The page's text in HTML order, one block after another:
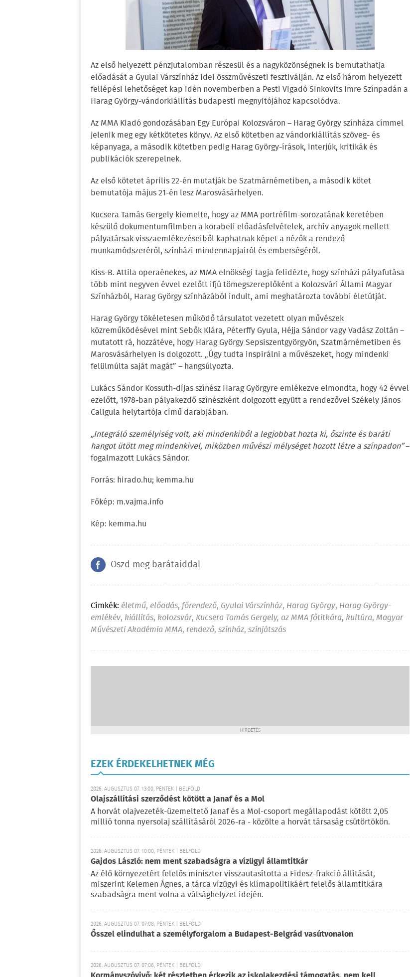
Az első helyezett pénzjutalomban részesül és a nagyközönségnek is bemutathatja
előadását a Gyulai Várszínház idei összművészeti fesztiválján. Az első három helyezett
fellépési lehetőséget kap idén novemberben a Pesti Vigadó Sinkovits Imre Színpadán a
Harag György-vándorkiállítás budapesti megnyitójához kapcsolódva.
Az MMA Kiadó gondozásában Egy Európai Kolozsváron – Harag György színháza címmel
jelenik meg egy kétkötetes könyv. Az első kötetben az vándorkiállítás szöveg- és
képanyaga, a második kötetben pedig Harag György-írások, interjúk, kritikák és
publikációk szerepelnek.
Az első kötetet április 22-én mutatják be Szatmárnémetiben, a második kötet
bemutatója május 21-én lesz Marosvásárhelyen.
Kucsera Tamás Gergely kiemelte, hogy az MMA portréfilm-sorozatának keretében
készülő dokumentumfilmben a korabeli előadásfelvételek, archív anyagok mellett
pályatársak visszaemlékezéseiből kaphatnak képet a nézők a rendező
munkamódszeréről, színházi mindennapjairól és emberségéről.
Kiss-B. Attila operaénekes, az MMA elnökségi tagja felidézte, hogy színházi pályafutása
több mint negyven évvel ezelőtt ifjú tömegszereplőként a Kolozsvári Állami Magyar
Színházból, Harag György színházából indult, ami meghatározta további életútját.
Harag György tökéletesen működő társulatot vezetett olyan művészek
közreműködésével mint Sebők Klára, Péterffy Gyula, Héjja Sándor vagy Vadász Zoltán –
mutatott rá, hozzátéve, hogy Harag György Sepsiszentgyörgyön, Szatmárnémetiben és
Marosvásárhelyen is dolgozott. „Úgy tudta inspirálni a művészeket, hogy mindenki
felülmúlta saját magát” – hangsúlyozta.
Lukács Sándor Kossuth-díjas színész Harag Györgyre emlékezve elmondta, hogy 42 évvel
ezelőtt, 1978-ban pályakezdő színészként dolgozott együtt a rendezővel Székely János
Caligula helytartója című darabjában.
„Integráló személyiség volt, aki mindenkiből a legjobbat hozta ki, őszinte és baráti
hangot ütött meg mindenkivel, miközben művészi mélységet hozott létre a színpadon”–
fogalmazott Lukács Sándor.
Forrás: hirado.hu; kemma.hu
Főkép: m.vajma.info
Kép: kemma.hu
Oszd meg barátaiddal
Címkék: életmű, előadás,főrendező, Gyulai Várszínház, Harag György, Harag György-
emlékév, kiállítás, kolozsvár, Kucsera Tamás Gergely, az MMA főtitkára, kultúra, Magyar
Művészeti Akadémia MMA, rendező, színház, színjátszás
HIRDETÉS
EZEK ÉRDEKELHETNEK MÉG
2026. AUGUSZTUS 07. 13:00, PÉNTEK | BELFÖLD
Olajszállítási szerződést kötött a Janaf és a Mol
A horvát olajvezeték-üzemeltető Janaf és a Mol-csoport megállapodást kötött 2,05
millió tonna nyersolaj szállításáról 2026-ra - közölte a horvát társaság csütörtökön.
2026. AUGUSZTUS 07. 10:00, PÉNTEK | BELFÖLD
Gajdos László: nem ment szabadságra a vízügyi államtitkár
Az élő környezetért felelős miniszter visszautasította a Fidesz-frakció állítását,
miszerint Kelemen Ágnes, a tárca vízügyi és klímapolitikáért felelős államtitkára
szabadságra ment volna a válsághelyzet idején.
2026. AUGUSZTUS 07. 07:08, PÉNTEK | BELFÖLD
Ősszel elindulhat a személyforgalom a Budapest-Belgrád vasútvonalon
2026. AUGUSZTUS 07. 07:06, PÉNTEK | BELFÖLD